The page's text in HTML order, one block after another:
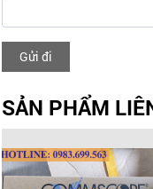
Gửi đi
SẢN PHẨM